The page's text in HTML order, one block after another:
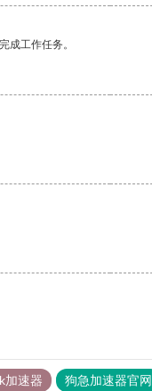
成工作任务。
加速器 狗急加速器官网